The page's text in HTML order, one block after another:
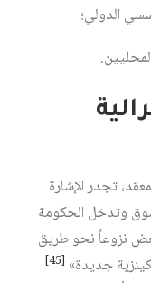
الدولي؛
تجدر الإشارة
وتدخل الحكومة
نزوعاً نحو طريق
جديدة» [45]